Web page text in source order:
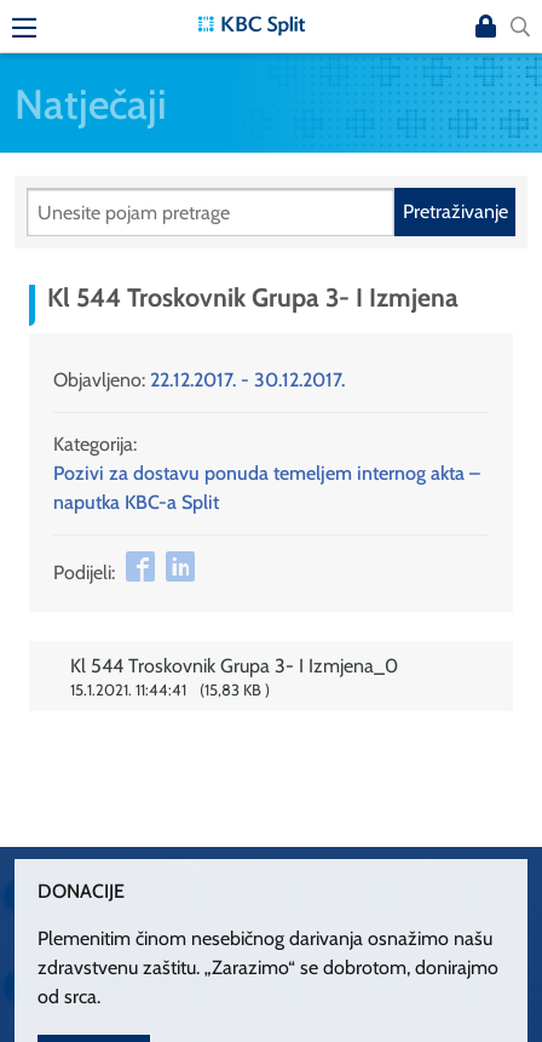
Natječaji
Pretraživanje
Kl 544 Troskovnik Grupa 3- I Izmjena
Objavljeno: 22.12.2017. - 30.12.2017.
Kategorija:
Pozivi za dostavu ponuda temeljem internog akta –
naputka KBC-a Split
Podijeli:
Kl 544 Troskovnik Grupa 3- I Izmjena_0
15.1.2021. 11:44:41 15,83 KB
DONACIJE
Plemenitim činom nesebičnog darivanja osnažimo našu
zdravstvenu zaštitu. „Zarazimo“ se dobrotom, donirajmo
od srca.